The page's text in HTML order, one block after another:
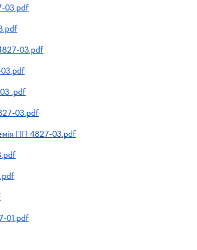
03.pdf
03.pdf
03.pdf
.pdf
03.pdf
ПП 4827-03.pdf
01.pdf